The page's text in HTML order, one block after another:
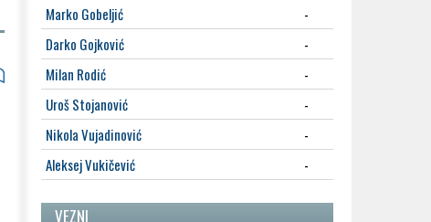
Marko Gobeljić
-
Darko Gojković
-
Milan Rodić
-
Uroš Stojanović
-
Nikola Vujadinović
-
Aleksej Vukičević
-
VEZNI